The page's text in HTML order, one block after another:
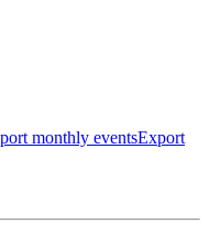
monthly eventsExport